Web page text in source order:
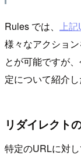
Rules では、 上
様々なアクショ
とが可能ですが
定について紹介し
リダイレクト
特定のURLに対